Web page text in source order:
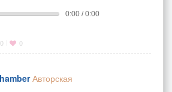
0:00 / 0:00
0 0
Авторская